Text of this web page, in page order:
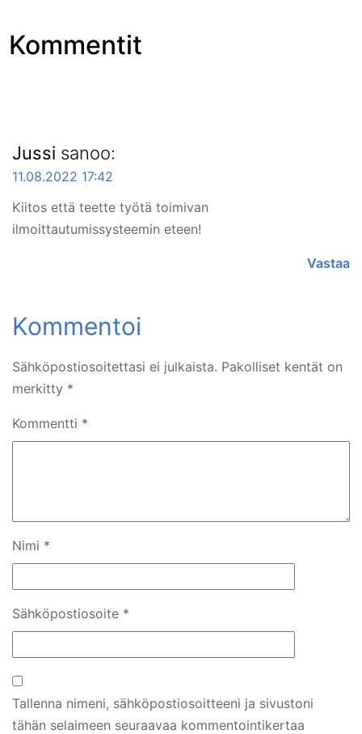
Jussi sanoo:
11.08.2022 17:42
Kiitos että teette työtä toimivan
ilmoittautumissysteemin eteen!
Vastaa
Sähköpostiosoitettasi ei julkaista. Pakolliset kentät on
merkitty *
Kommentti *
Nimi *
Sähköpostiosoite *
Tallenna nimeni, sähköpostiosoitteeni ja sivustoni
tähän selaimeen seuraavaa kommentointikertaa